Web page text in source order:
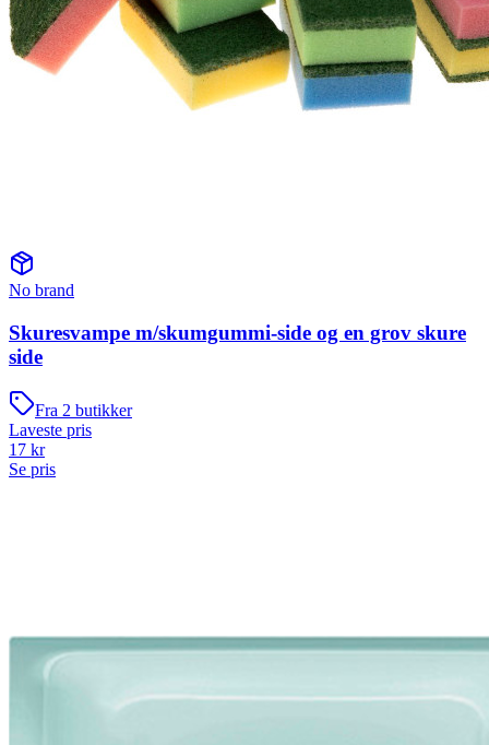
No brand
Skuresvampe m/skumgummi-side og en grov skure
side
Fra 2 butikker
Laveste pris
17 kr
Se pris